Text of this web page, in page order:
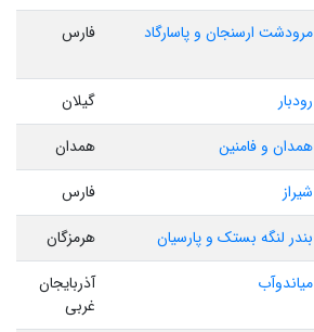
مرودشت ارسنجان و پاسارگاد فارس
رودبار
گیلان
همدان و فامنین
همدان
شیراز
فارس
بندر لنگه بستک و پارسیان
هرمزگان
میاندوآب
آذربایجان
غربی